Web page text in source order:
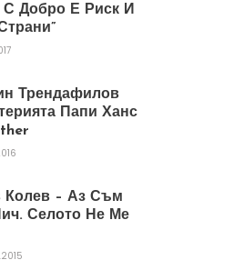
С Добро Е Риск И
Трендафилов
Папи Ханс
Колев – Аз Съм
Селото Не Ме